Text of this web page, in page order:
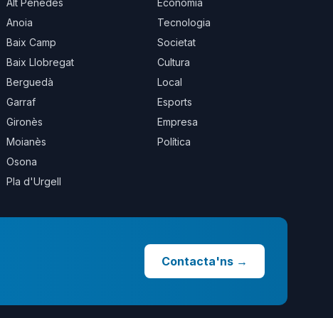
Alt Penedès
Anoia
Baix Camp
Baix Llobregat
Berguedà
Garraf
Gironès
Moianès
Osona
Pla d'Urgell
Economia
Tecnologia
Societat
Cultura
Local
Esports
Empresa
Política
Contacta'ns →